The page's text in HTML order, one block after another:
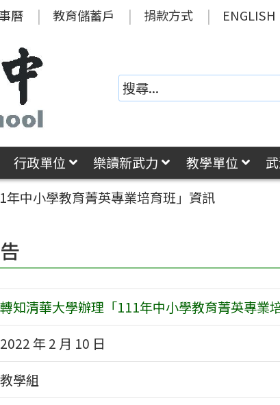
曆 教育儲蓄戶 捐款方式 ENGLISH
行政單位 樂讀新武力 教學單位
中小學教育菁英專業培育班」資訊
轉知清華大學辦理「111年中小學教育菁英專業
2022 年 2 月 10 日
教學組